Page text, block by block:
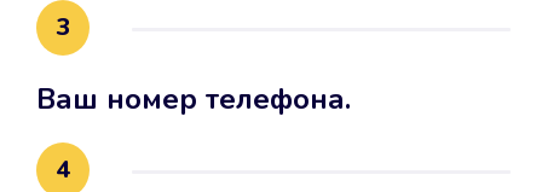
3
Ваш номер телефона.
4